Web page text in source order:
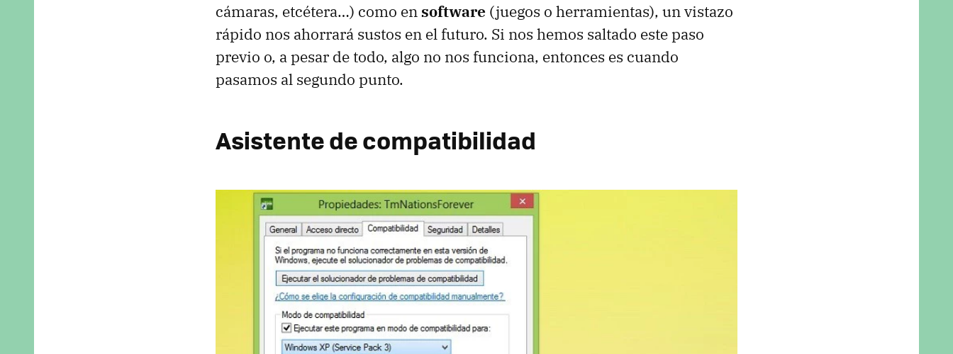
cámaras, etcétera…) como ensoftware (juegos o herramientas), un vistazo
rápido nos ahorrará sustos en el futuro. Si nos hemos saltado este paso
previo o, a pesar de todo, algo no nos funciona, entonces es cuando
pasamos al segundo punto.
Asistente de compatibilidad